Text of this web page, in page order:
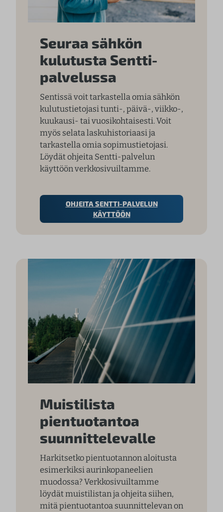
Seuraa sähkön
kulutusta Sentti-
palvelussa
Sentissä voit tarkastella omia sähkön
kulutustietojasi tunti-, päivä-, viikko-,
kuukausi- tai vuosikohtaisesti. Voit
myös selata laskuhistoriaasi ja
tarkastella omia sopimustietojasi.
Löydät ohjeita Sentti-palvelun
käyttöön verkkosivuiltamme.
OHJEITA SENTTI-PALVELUN
KÄYTTÖÖN
Muistilista
pientuotantoa
suunnittelevalle
Harkitsetko pientuotannon aloitusta
esimerkiksi aurinkopaneelien
muodossa? Verkkosivuiltamme
löydät muistilistan ja ohjeita siihen,
mitä pientuotantoa suunnittelevan on